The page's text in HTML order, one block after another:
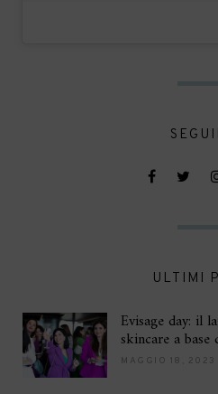
ULTIMI
Evisage day: il
skincare a
MAGGIO 18, 2023